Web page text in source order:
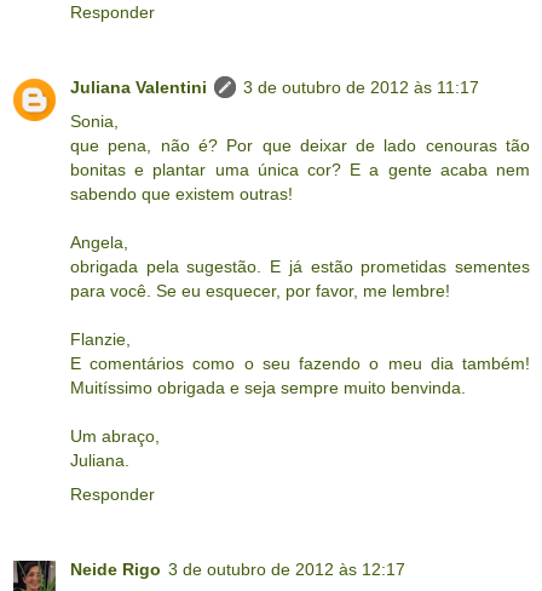
Responder
Juliana Valentini
3 de outubro de 2012 às 11:17
Sonia,
que pena, não é? Por que deixar de lado cenouras tão
bonitas e plantar uma única cor? E a gente acaba nem
sabendo que existem outras!
Angela,
obrigada pela sugestão. E já estão prometidas sementes
para você. Se eu esquecer, por favor, me lembre!
Flanzie,
E comentários como o seu fazendo o meu dia também!
Muitíssimo obrigada e seja sempre muito benvinda.
Um abraço,
Juliana.
Responder
Neide Rigo 3 de outubro de 2012 às 12:17